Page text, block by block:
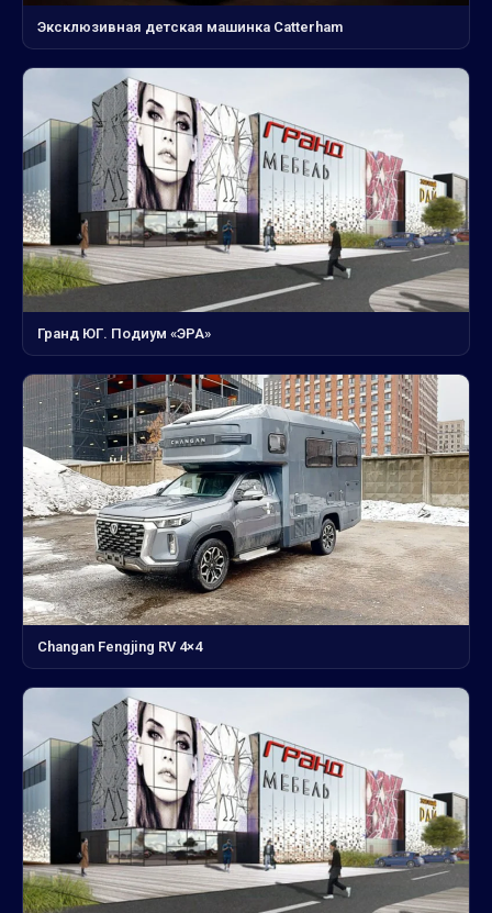
Эксклюзивная детская машинка Catterham
Гранд ЮГ. Подиум «ЭРА»
Changan Fengjing RV 4×4